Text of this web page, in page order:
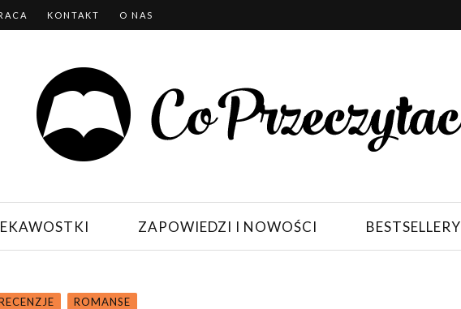
KONTAKT O NAS
ZAPOWIEDZI I NOWOŚCI BESTSELLERY
ROMANSE